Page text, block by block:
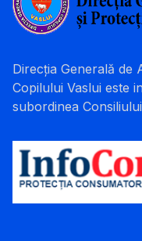
Direcția Generală de
Copilului Vaslui este
subordinea